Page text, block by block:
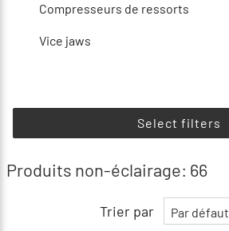
Compresseurs de ressorts
Vice jaws
Select filters
Produits non-éclairage: 66
Trier par Par défaut